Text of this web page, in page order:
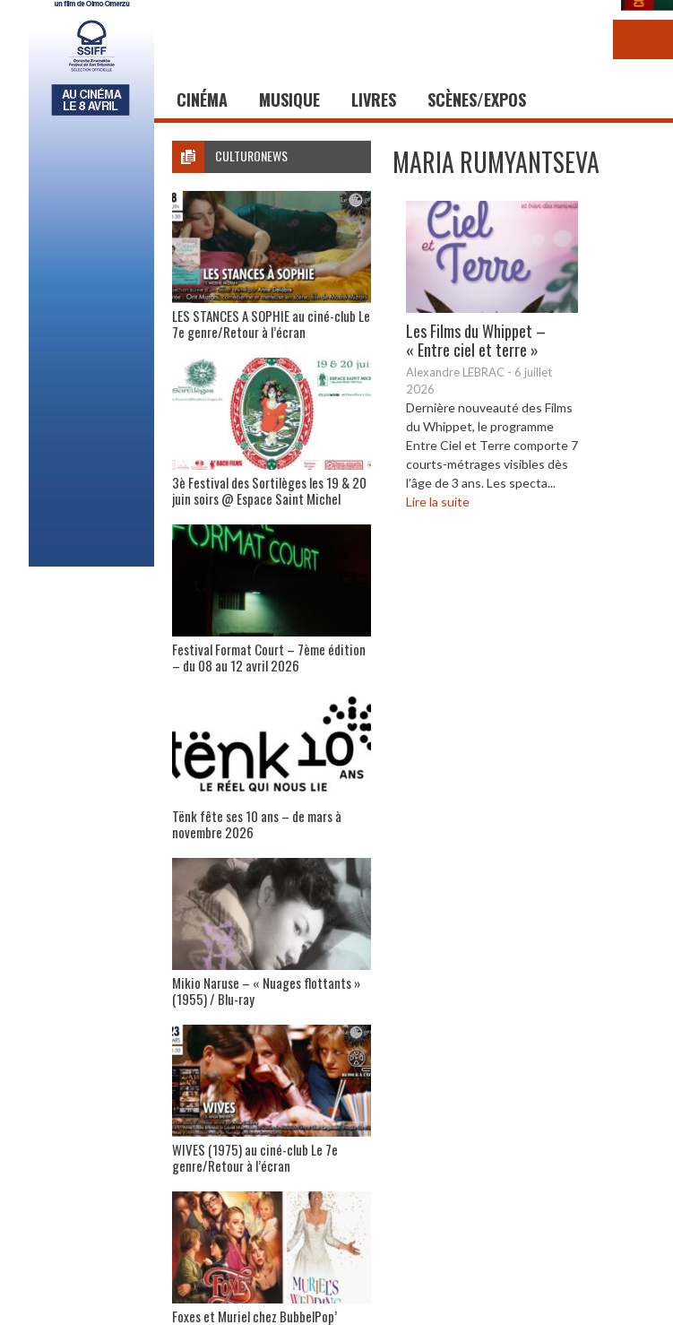
CINÉMA MUSIQUE LIVRES SCÈNES/EXPOS
MARIA RUMYANTSEVA
Les Films du Whippet –
« Entre ciel et terre »
Alexandre LEBRAC - 6 juillet
2026
Dernière nouveauté des Films
du Whippet, le programme
Entre Ciel et Terre comporte 7
courts-métrages visibles dès
l’âge de 3 ans. Les specta...
Lire la suite
CULTURONEWS
LES STANCES A SOPHIE au ciné-club Le
7e genre/Retour à l’écran
3è Festival des Sortilèges les 19 & 20
juin soirs @ Espace Saint Michel
Festival Format Court – 7ème édition
– du 08 au 12 avril 2026
Tënk fête ses 10 ans – de mars à
novembre 2026
Mikio Naruse – « Nuages flottants »
(1955) / Blu-ray
WIVES (1975) au ciné-club Le 7e
genre/Retour à l’écran
Foxes et Muriel chez BubbelPop’